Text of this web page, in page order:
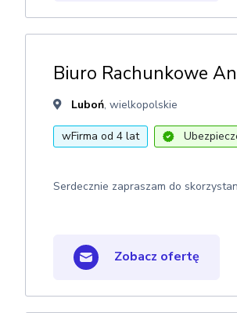
Biuro Rachunkowe
Luboń, wielkopolskie
wFirma od 4 lat
Serdecznie zapraszam do
Zobacz ofertę